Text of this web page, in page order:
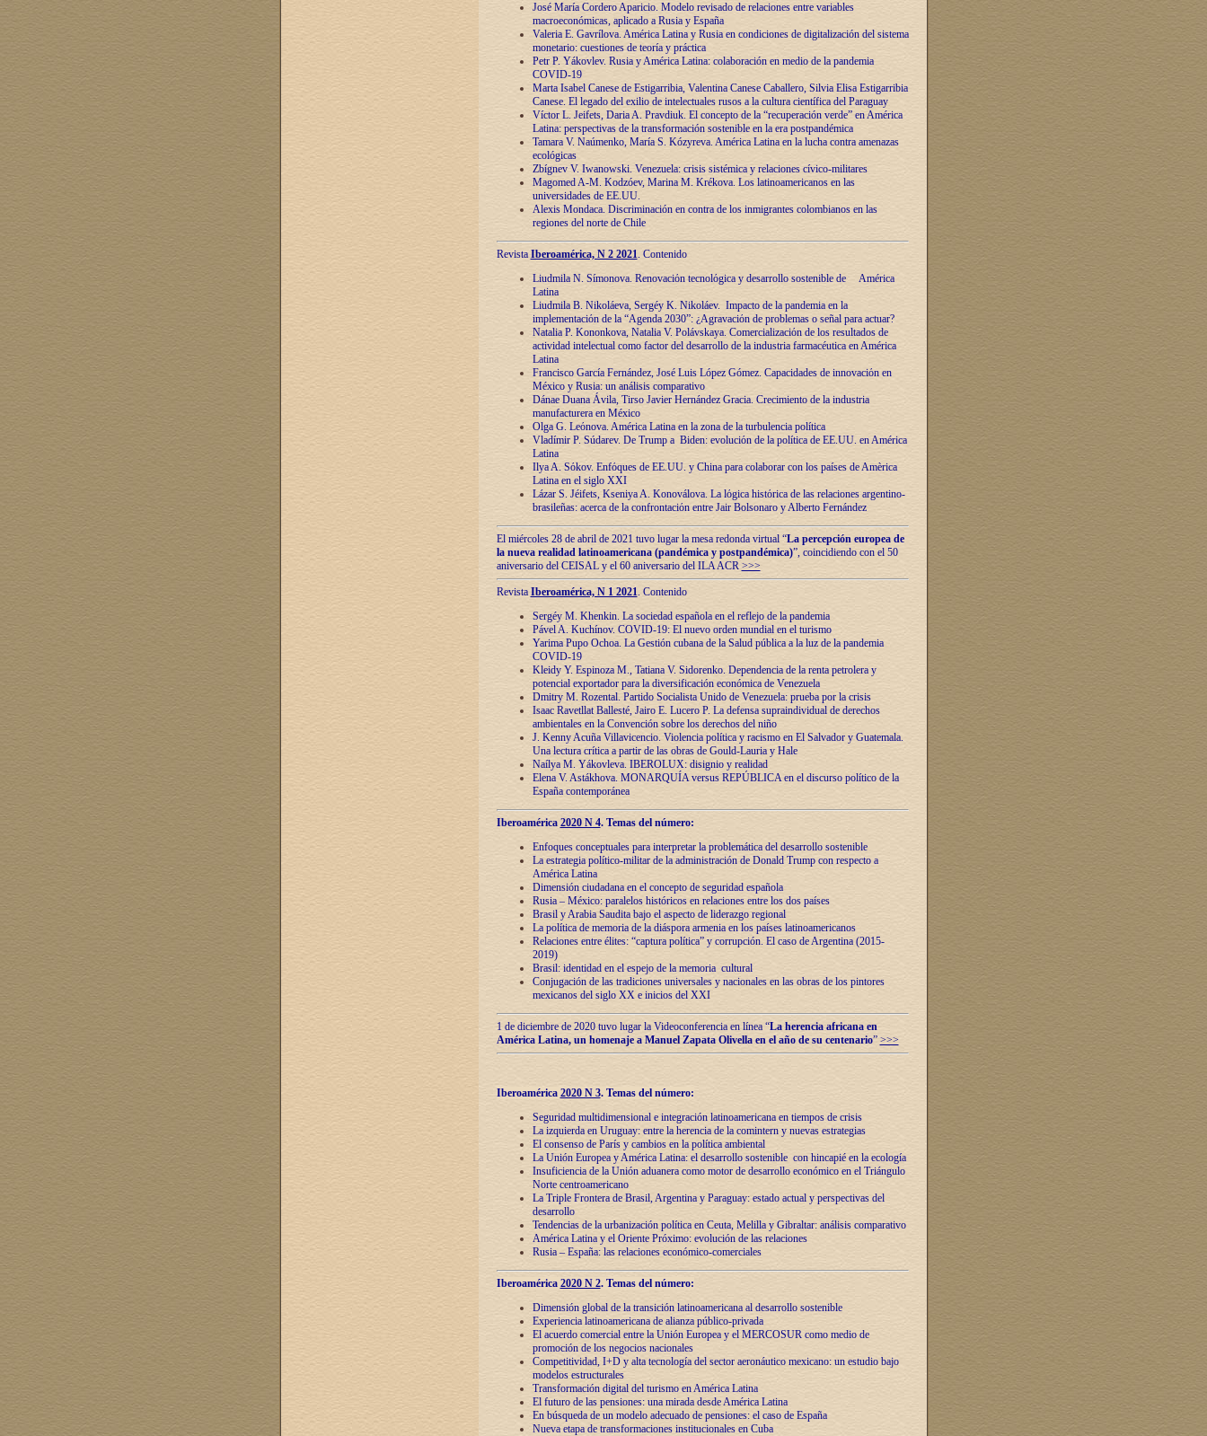
José María Cordero Aparicio. Modelo revisado de relaciones entre variables
macroeconómicas, aplicado a Rusia y España
Valeria E. Gavrílova. América Latina y Rusia en condiciones de digitalización del sistema
monetario: cuestiones de teoría y práctica
Petr P. Yákovlev. Rusia y América Latina: colaboración en medio de la pandemia
COVID-19
Marta Isabel Canese de Estigarribia, Valentina Canese Caballero, Silvia Elisa Estigarribia
Canese. El legado del exilio de intelectuales rusos a la cultura científica del Paraguay
Víctor L. Jeifets, Daria A. Pravdiuk. El concepto de la “recuperación verde” en América
Latina: perspectivas de la transformación sostenible en la era postpandémica
Tamara V. Naúmenko, María S. Kózyreva. América Latina en la lucha contra amenazas
ecológicas
Zbígnev V. Iwanowski. Venezuela: crisis sistémica y relaciones cívico-militares
Magomed A-M. Kodzóev, Marina M. Krékova. Los latinoamericanos en las
universidades de EE.UU.
Alexis Mondaca. Discriminación en contra de los inmigrantes colombianos en las
regiones del norte de Chile
RevistaIberoamérica, N 2 2021. Contenido
Liudmila N. Símonova. Renovaciόn tecnolόgica y desarrollo sostenible de América
Latina
Liudmila B. Nikoláeva, Sergéy K. Nikoláev. Impacto de la pandemia en la
implementaciόn de la “Agenda 2030”: ¿Agravaciόn de problemas o señal para actuar?
Natalia P. Kononkova, Natalia V. Polávskaya. Comercializaciόn de los resultados de
actividad intelectual como factor del desarrollo de la industria farmacéutica en América
Latina
Francisco García Fernández, José Luis López Gómez. Capacidades de innovaciόn en
México y Rusia: un análisis comparativo
Dánae Duana Ávila, Tirso Javier Hernández Gracia. Crecimiento de la industria
manufacturera en México
Olga G. Leόnova. América Latina en la zona de la turbulencia política
Vladímir P. Súdarev. De Trump a Biden: evoluciόn de la política de EE.UU. en América
Latina
Ilya A. Sόkov. Enfόques de EE.UU. y China para colaborar con los países de Amèrica
Latina en el siglo XXI
Lázar S. Jéifets, Kseniya A. Konoválova. La lόgica histόrica de las relaciones argentino-
brasileñas: acerca de la confrontaciόn entre Jair Bolsonaro y Alberto Fernández
El miércoles 28 de abril de 2021 tuvo lugar la mesa redonda virtual “La percepción europea de
la nueva realidad latinoamericana (pandémica y postpandémica)”, coincidiendo con el 50
aniversario del CEISAL y el 60 aniversario del ILA ACR >>>
Revista Iberoamérica, N 1 2021. Contenido
Sergéy M. Khenkin. La sociedad española en el reflejo de la pandemia
Pável A. Kuchínov. COVID-19: El nuevo orden mundial en el turismo
Yarima Pupo Ochoa. La Gestión cubana de la Salud pública a la luz de la pandemia
COVID-19
Kleidy Y. Espinoza M., Tatiana V. Sidorenko. Dependencia de la renta petrolera y
potencial exportador para la diversificación económica de Venezuela
Dmitry M. Rozental. Partido Socialista Unido de Venezuela: prueba por la crisis
Isaac Ravetllat Ballesté, Jairo E. Lucero P. La defensa supraindividual de derechos
ambientales en la Convención sobre los derechos del niño
J. Kenny Acuña Villavicencio. Violencia política y racismo en El Salvador y Guatemala.
Una lectura crítica a partir de las obras de Gould-Lauria y Hale
Naílya M. Yákovleva. IBEROLUX: disignio y realidad
Elena V. Astákhova. MONARQUÍA versus REPÚBLICA en el discurso político de la
España contemporánea
Iberoamérica 2020 N 4. Temas del número:
Enfoques conceptuales para interpretar la problemática del desarrollo sostenible
La estrategia político-militar de la administración de Donald Trump con respecto a
América Latina
Dimensión ciudadana en el concepto de seguridad española
Rusia – México: paralelos históricos en relaciones entre los dos países
Brasil y Arabia Saudita bajo el aspecto de liderazgo regional
La política de memoria de la diáspora armenia en los países latinoamericanos
Relaciones entre élites: “captura política” y corrupción. El caso de Argentina (2015-
2019)
Brasil: identidad en el espejo de la memoria cultural
Conjugación de las tradiciones universales y nacionales en las obras de los pintores
mexicanos del siglo XX e inicios del XXI
1 de diciembre de 2020 tuvo lugar la Videoconferencia en línea “La herencia africana en
América Latina, un homenaje a Manuel Zapata Olivella en el año de su centenario” >>>
Iberoamérica 2020 N 3.Temas del número:
Seguridad multidimensional e integración latinoamericana en tiempos de crisis
La izquierda en Uruguay: entre la herencia de lа comintern y nuevas estrategias
El consenso de París y cambios en la política ambiental
La Unión Europea y América Latina: el desarrollo sostenible con hincapié en la ecología
Insuficiencia de la Unión aduanera como motor de desarrollo económico en el Triángulo
Norte centroamericano
La Triple Frontera de Brasil, Argentina y Paraguay: estado actual y perspectivas del
desarrollo
Tendencias de la urbanización política en Ceuta, Melilla y Gibraltar: análisis comparativo
América Latina y el Oriente Próximo: evolución de las relaciones
Rusia – España: las relaciones económico-comerciales
Iberoamérica 2020 N 2.Temas del número:
Dimensión global de la transición latinoamericana al desarrollo sostenible
Experiencia latinoamericana de alianza público-privada
El acuerdo comercial entre la Unión Europea y el MERCOSUR como medio de
promoción de los negocios nacionales
Competitividad, I+D y alta tecnología del sector aeronáutico mexicano: un estudio bajo
modelos estructurales
Transformación digital del turismo en América Latina
El futuro de las pensiones: una mirada desde América Latina
En búsqueda de un modelo adecuado de pensiones: el caso de España
Nueva etapa de transformaciones institucionales en Cuba